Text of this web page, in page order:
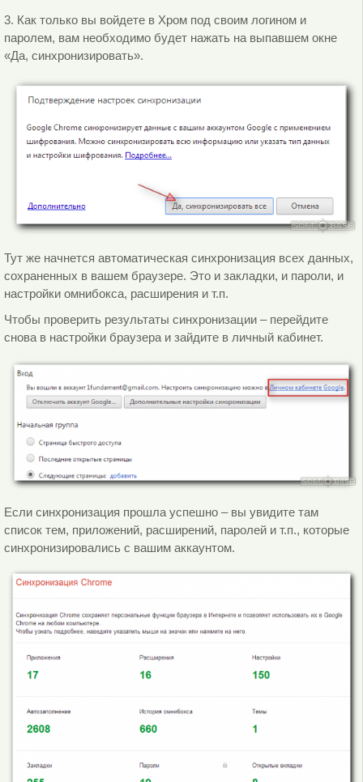
3. Как только вы войдете в Хром под своим логином и
паролем, вам необходимо будет нажать на выпавшем окне
«Да, синхронизировать».
Тут же начнется автоматическая синхронизация всех данных,
сохраненных в вашем браузере. Это и закладки, и пароли, и
настройки омнибокса, расширения и т.п.
Чтобы проверить результаты синхронизации – перейдите
снова в настройки браузера и зайдите в личный кабинет.
Если синхронизация прошла успешно – вы увидите там
список тем, приложений, расширений, паролей и т.п., которые
синхронизировались с вашим аккаунтом.